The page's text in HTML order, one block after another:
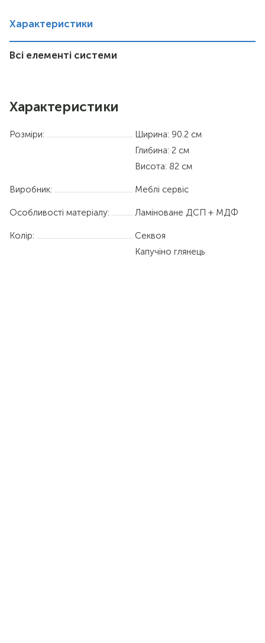
Характеристики
Всі елементі системи
Характеристики
Розміри:
Ширина: 90.2 см
Глибина: 2 см
Висота: 82 см
Виробник: Меблі сервіс
Особливості матеріалу: Ламіноване ДСП + МДФ
Колір:
Секвоя
Капучіно глянець